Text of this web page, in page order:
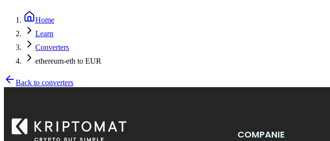
Home
Learn
Converters
ethereum-eth to EUR
Back to converters
COMPANIE